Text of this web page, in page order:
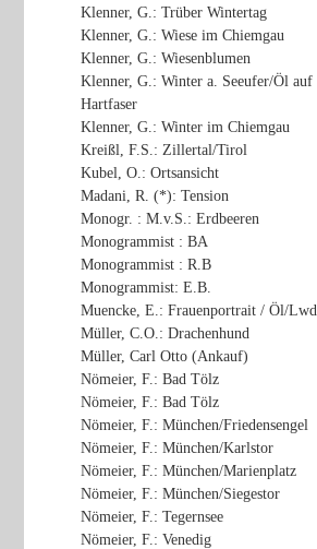
Klenner, G.: Trüber Wintertag
Klenner, G.: Wiese im Chiemgau
Klenner, G.: Wiesenblumen
Klenner, G.: Winter a. Seeufer/Öl auf
Hartfaser
Klenner, G.: Winter im Chiemgau
Kreißl, F.S.: Zillertal/Tirol
Kubel, O.: Ortsansicht
Madani, R. (*): Tension
Monogr. : M.v.S.: Erdbeeren
Monogrammist : BA
Monogrammist : R.B
Monogrammist: E.B.
Muencke, E.: Frauenportrait / Öl/Lwd.
Müller, C.O.: Drachenhund
Müller, Carl Otto (Ankauf)
Nömeier, F.: Bad Tölz
Nömeier, F.: Bad Tölz
Nömeier, F.: München/Friedensengel
Nömeier, F.: München/Karlstor
Nömeier, F.: München/Marienplatz
Nömeier, F.: München/Siegestor
Nömeier, F.: Tegernsee
Nömeier, F.: Venedig